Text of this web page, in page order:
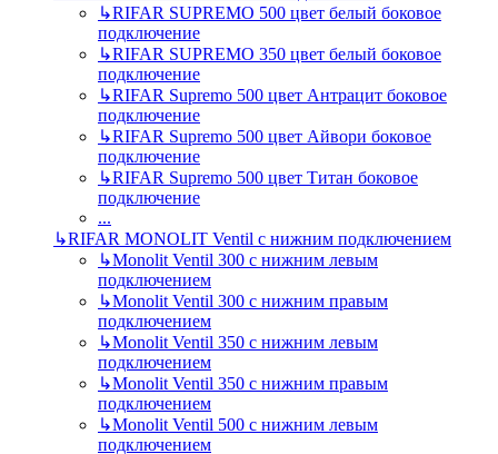
↳RIFAR SUPREMO 500 цвет белый боковое
подключение
↳RIFAR SUPREMO 350 цвет белый боковое
подключение
↳RIFAR Supremo 500 цвет Антрацит боковое
подключение
↳RIFAR Supremo 500 цвет Айвори боковое
подключение
↳RIFAR Supremo 500 цвет Титан боковое
подключение
...
↳RIFAR MONOLIT Ventil с нижним подключением
↳Monolit Ventil 300 с нижним левым
подключением
↳Monolit Ventil 300 с нижним правым
подключением
↳Monolit Ventil 350 с нижним левым
подключением
↳Monolit Ventil 350 с нижним правым
подключением
↳Monolit Ventil 500 с нижним левым
подключением